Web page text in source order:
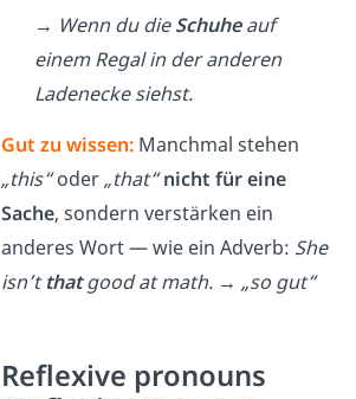
→ Wenn du dieSchuheauf
einem Regal in der anderen
Ladenecke siehst.
Gut zu wissen:Manchmal stehen
„this“oder„that“ nicht für eine
Sache, sondern verstärken ein
anderes Wort — wie ein Adverb: She
isn’tthatgood at math. → „so gut“
Reflexive pronouns